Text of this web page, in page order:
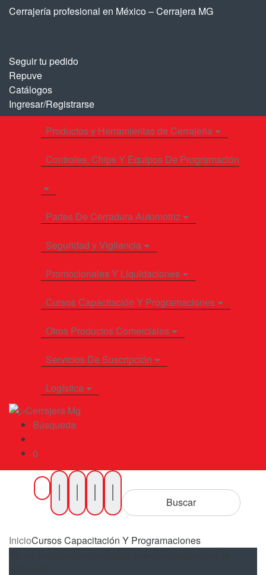
Saltar
Saltar
Cerrajería profesional en México – Cerrajera MG
Seguir tu pedido
Repuve
Catálogos
Ingresar/Registrarse
Productos y Herramientas de Cerrajeria
Controles, Chips Y Equipos De Programación
Partes De Cerradura Automotriz
Seguridad y Vigilancia
Promocionales Y Liquidaciones
Cursos Capacitación Y Programaciones
Otros Productos Comerciales
Servicios De Suscripción
Logística
Búsqueda
0
Buscar
por
Productos
Buscar
InicioCursos Capacitación Y Programaciones